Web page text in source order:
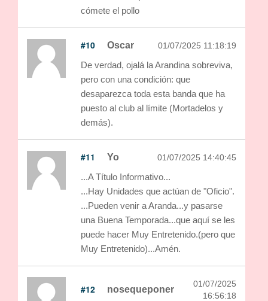
cómete el pollo
#10 Oscar 01/07/2025 11:18:19
De verdad, ojalá la Arandina sobreviva,
pero con una condición: que
desaparezca toda esta banda que ha
puesto al club al límite (Mortadelos y
demás).
#11 Yo 01/07/2025 14:40:45
...A Título Informativo...
...Hay Unidades que actúan de "Oficio".
...Pueden venir a Aranda...y pasarse
una Buena Temporada...que aquí se les
puede hacer Muy Entretenido.(pero que
Muy Entretenido)...Amén.
#12 nosequeponer
01/07/2025
16:56:18